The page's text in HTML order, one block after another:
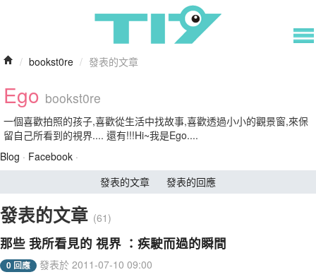
/ bookst0re / 發表的文章
Ego bookst0re
一個喜歡拍照的孩子,喜歡從生活中找故事,喜歡透過小小的觀景窗,來保
留自己所看到的視界.... 還有!!!Hi~我是Ego....
Blog · Facebook ·
發表的文章
發表的回應
發表的文章 (61)
那些 我所看見的 視界 ：疾駛而過的瞬間
0 回應 發表於 2011-07-10 09:00